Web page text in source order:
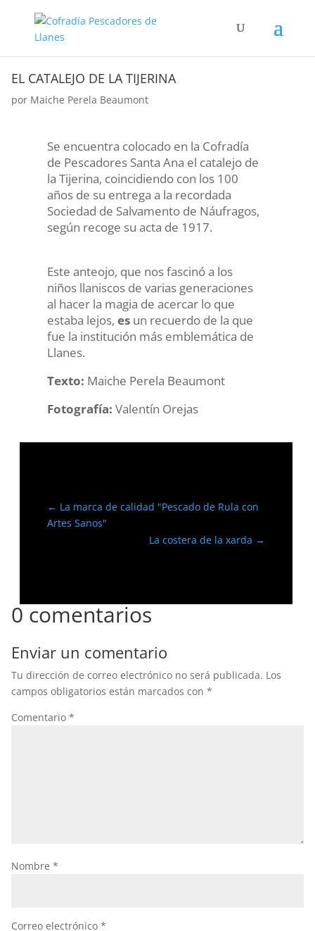
EL CATALEJO DE LA TIJERINA
por Maiche Perela Beaumont
Se encuentra colocado en la Cofradía
de Pescadores Santa Ana el catalejo de
la Tijerina, coincidiendo con los 100
años de su entrega a la recordada
Sociedad de Salvamentode Náufragos,
según recoge su acta de 1917.
Este anteojo, que nos fascinó a los
niños llaniscos de varias generaciones
al hacer la magia de acercar lo que
estaba lejos, esun recuerdo de la que
fue la institución más emblemática de
Llanes.
Texto: Maiche Perela Beaumont
Fotografía: Valentín Orejas
← La marca de calidad "Pescado de Rula con
Artes Sanos"
La costera de la xarda →
0 comentarios
Enviar un comentario
Tu dirección de correo electrónico no será publicada. Los
campos obligatorios están marcados con *
Comentario *
Nombre *
Correo electrónico *